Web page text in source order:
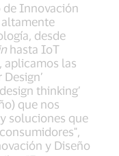
de Innovación
desde
hasta IoT
aplicamos las
thinking’
que nos
soluciones que
y Diseño